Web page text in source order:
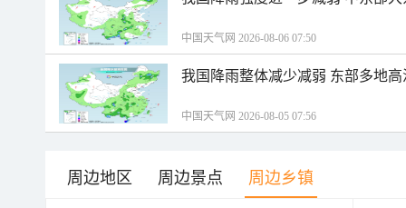
中国天气网 2026-08-06 07:50
我国降雨整体减少减弱 东部多地
中国天气网 2026-08-05 07:56
周边地区 周边景点 周边乡镇